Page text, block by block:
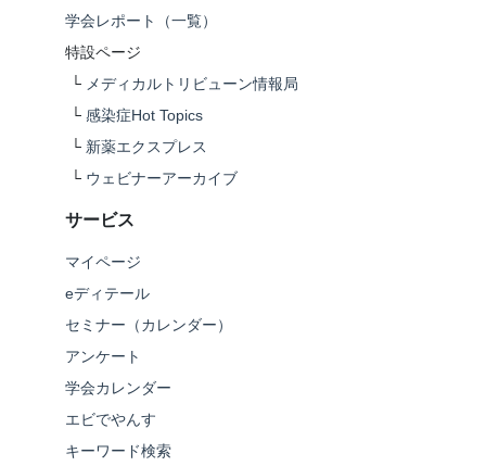
学会レポート（一覧）
特設ページ
└ メディカルトリビューン情報局
└ 感染症Hot Topics
└ 新薬エクスプレス
└ ウェビナーアーカイブ
サービス
マイページ
eディテール
セミナー（カレンダー）
アンケート
学会カレンダー
エビでやんす
キーワード検索